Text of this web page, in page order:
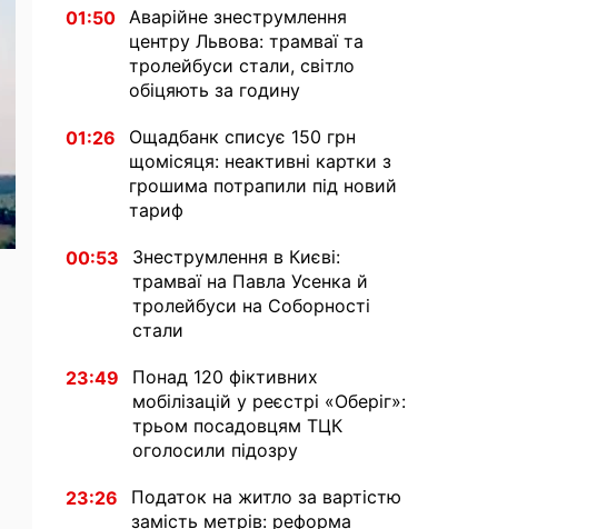
01:50 Аварійне знеструмлення
центру Львова: трамваї та
тролейбуси стали, світло
обіцяють за годину
01:26
Ощадбанк списує 150 грн
щомісяця: неактивні картки з
грошима потрапили під новий
тариф
00:53
Знеструмлення в Києві:
трамваї на Павла Усенка й
тролейбуси на Соборності
стали
23:49
Понад 120 фіктивних
мобілізацій у реєстрі «Оберіг»:
трьом посадовцям ТЦК
оголосили підозру
23:26
Податок на житло за вартістю
замість метрів: реформа